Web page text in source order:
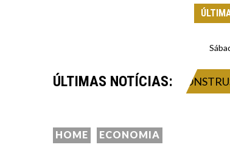
ÚLTIMAS NOTÍCIAS:
SEM ENERGIA CONSTRUSUL
HOME ECONOMIA